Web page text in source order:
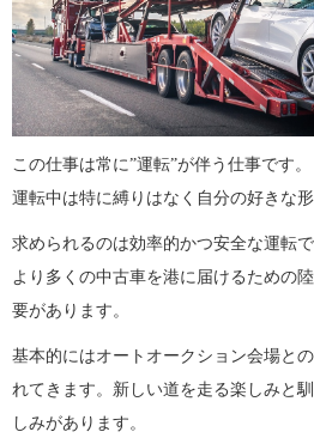
この仕事は常に”運転”が伴う仕事です。
運転中は特に縛りはなく自分の好きな形
求められるのは効率的かつ安全な運転で
より多くの中古車を港に届けるための
要があります。
基本的にはオートオークション会場と
れてきます。新しい道を走る楽しみと
しみがあります。